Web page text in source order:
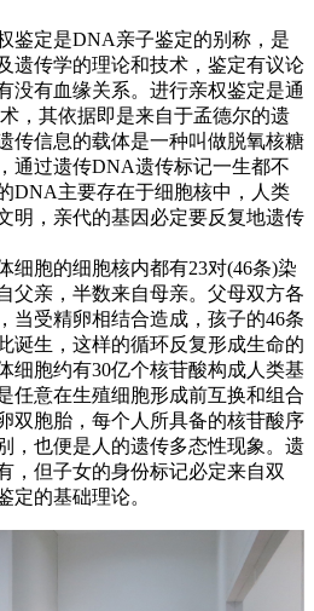
鉴定是DNA亲子鉴定的别称，是
遗传学的理论和技术，鉴定有议论
没有血缘关系。进行亲权鉴定是通
，其依据即是来自于孟德尔的遗
传信息的载体是一种叫做脱氧核糖
通过遗传DNA遗传标记一生都不
DNA主要存在于细胞核中，人类
明，亲代的基因必定要反复地遗传
细胞的细胞核内都有23对(46条)染
父亲，半数来自母亲。父母双方各
当受精卵相结合造成，孩子的46条
诞生，这样的循环反复形成生命的
细胞约有30亿个核苷酸构成人类基
任意在生殖细胞形成前互换和组合
双胞胎，每个人所具备的核苷酸序
，也便是人的遗传多态性现象。遗
，但子女的身份标记必定来自双
定的基础理论。